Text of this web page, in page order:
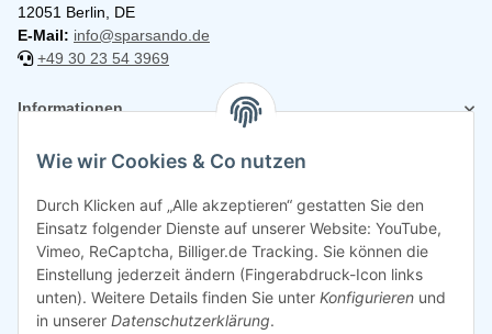
12051 Berlin, DE
E-Mail: info@sparsando.de
+49 30 23 54 3969
Informationen
Rechtliches
Wie wir Cookies & Co nutzen
Durch Klicken auf „Alle akzeptieren“ gestatten Sie den
Einsatz folgender Dienste auf unserer Website: YouTube,
Vimeo, ReCaptcha, Billiger.de Tracking. Sie können die
Einstellung jederzeit ändern (Fingerabdruck-Icon links
unten). Weitere Details finden Sie unter Konfigurieren und
in unserer Datenschutzerklärung.